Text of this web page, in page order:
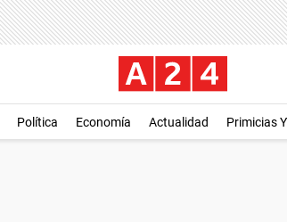
Política Economía Actualidad Primicias